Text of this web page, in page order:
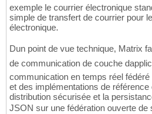
exemple le courrier électronique
simple de transfert de courrier pour
électronique.
Dun point de vue technique, Matrix
de communication de couche
communication en temps réel
et des implémentations de
distribution sécurisée et la
JSON sur une fédération ouverte de